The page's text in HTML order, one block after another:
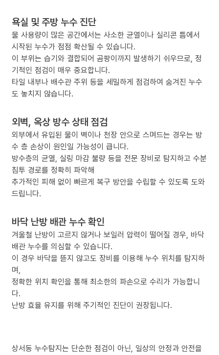
욕실 및 주방 누수 진단
물 사용량이 많은 공간에서는 사소한 균열이나 실리콘 틈에서
시작된 누수가 점점 확산될 수 있습니다.
이 부위는 습기와 결합되어 곰팡이까지 발생하기 쉬우므로, 정
기적인 점검이 매우 중요합니다.
타일 내부나 배수관 주위 등을 세밀하게 점검하여 숨겨진 누수
도 놓치지 않습니다.
외벽, 옥상 방수 상태 점검
외부에서 유입된 물이 벽이나 천장 안으로 스며드는 경우는 방
수 층 손상이 원인일 가능성이 큽니다.
방수층의 균열, 실링 마감 불량 등을 전문 장비로 탐지하고 수분
침투 경로를 정확히 파악해
추가적인 피해 없이 빠르게 복구 방안을 수립할 수 있도록 도와
드립니다.
바닥 난방 배관 누수 확인
겨울철 난방이 고르지 않거나 보일러 압력이 떨어질 경우, 바닥
배관 누수를 의심할 수 있습니다.
이 경우 바닥을 뜯지 않고도 장비를 이용해 누수 위치를 탐지하
며,
정확한 위치 확인을 통해 최소한의 파손으로 수리가 가능합니
다.
난방 효율 유지를 위해 주기적인 진단이 권장됩니다.
상서동 누수탐지는 단순한 점검이 아닌, 일상의 안정과 안전을